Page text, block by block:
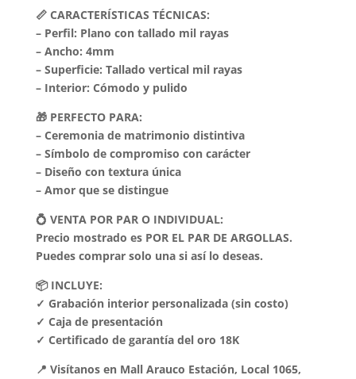
📏 CARACTERÍSTICAS TÉCNICAS:
– Perfil: Plano con tallado mil rayas
– Ancho: 4mm
– Superficie: Tallado vertical mil rayas
– Interior: Cómodo y pulido
🎁 PERFECTO PARA:
– Ceremonia de matrimonio distintiva
– Símbolo de compromiso con carácter
– Diseño con textura única
– Amor que se distingue
💍 VENTA POR PAR O INDIVIDUAL:
Precio mostrado es POR EL PAR DE ARGOLLAS.
Puedes comprar solo una si así lo deseas.
📦 INCLUYE:
✓ Grabación interior personalizada (sin costo)
✓ Caja de presentación
✓ Certificado de garantía del oro 18K
📍 Visítanos en Mall Arauco Estación, Local 1065,